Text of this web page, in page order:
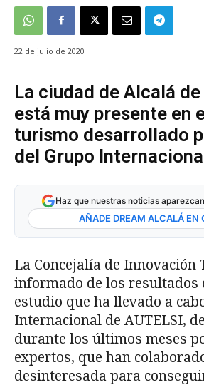
22 de julio de 2020
La ciudad de Alcalá
está muy presente en
turismo desarrollado
del Grupo
Haz que nuestras noticias
AÑADE DREAM ALCALÁ EN
La Concejalía de Innovación
informado de los resultados
estudio que ha llevado a
Internacional de AUTELSI,
durante los últimos meses
expertos, que han
desinteresada para